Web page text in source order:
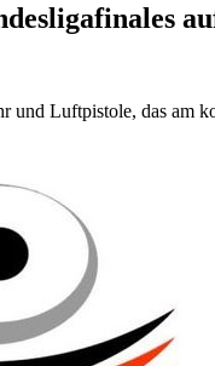
Luftpistole, das am